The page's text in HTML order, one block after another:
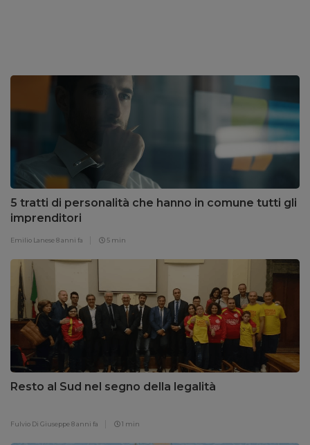
5 tratti di personalità che hanno in comune tutti gli
imprenditori
Emilio Lanese8 anni fa 5 min
Resto al Sud nel segno della legalità
Fulvio Di Giuseppe8 anni fa 1 min